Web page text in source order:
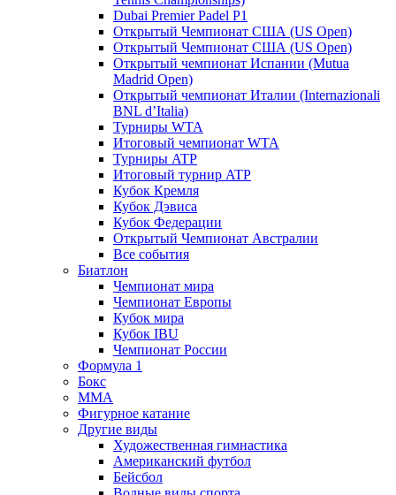
Dubai Premier Padel P1
Открытый Чемпионат США (US Open)
Открытый Чемпионат США (US Open)
Открытый чемпионат Испании (Mutua
Madrid Open)
Открытый чемпионат Италии (Internazionali
BNL d’Italia)
Турниры WTA
Итоговый чемпионат WTA
Турниры ATP
Итоговый турнир ATP
Кубок Кремля
Кубок Дэвиса
Кубок Федерации
Открытый Чемпионат Австралии
Все события
Биатлон
Чемпионат мира
Чемпионат Европы
Кубок мира
Кубок IBU
Чемпионат России
Формула 1
Бокс
MMA
Фигурное катание
Другие виды
Художественная гимнастика
Американский футбол
Бейсбол